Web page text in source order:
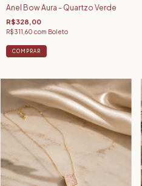
Anel Bow Aura - Quartzo Verde
R$328,00
R$311,60 com Boleto
COMPRAR